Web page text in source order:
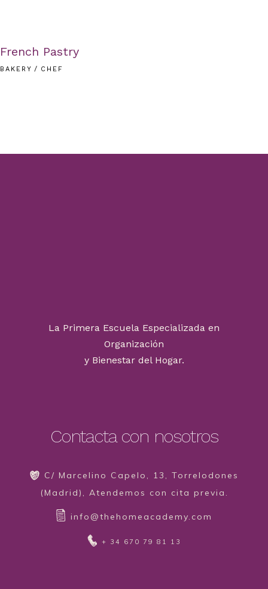
French Pastry
BAKERY CHEF
La Primera Escuela Especializada en
Organización
y Bienestar del Hogar.
Contacta con nosotros
C/ Marcelino Capelo, 13, Torrelodones
(Madrid), Atendemos con cita previa.
info@thehomeacademy.com
+ 34 670 79 81 13